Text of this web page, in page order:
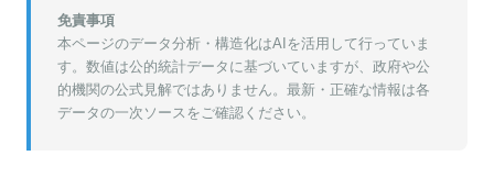
免責事項
本ページのデータ分析・構造化はAIを活用して行っていま
す。数値は公的統計データに基づいていますが、政府や公
的機関の公式見解ではありません。最新・正確な情報は各
データの一次ソースをご確認ください。